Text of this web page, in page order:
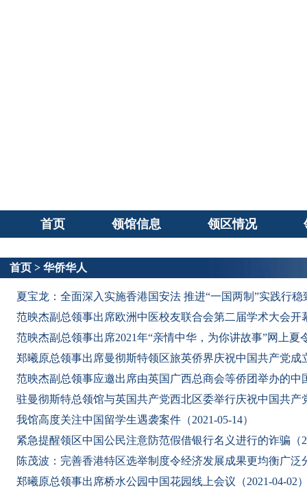
首页 领馆信息 领区情况
首页 > 华侨华人
夏宝龙：全面深入实施香港国安法 推进“一国两制”实践行稳
范映杰副总领事出席欧洲中医校友联合会第二届学术大会开
范映杰副总领事出席2021年“亲情中华，为你讲故事”网上夏
郑曦原总领事出席曼彻斯特领区旅英侨界庆祝中国共产党成
范映杰副总领事应邀出席由英国广西总商会等侨团举办的中
驻曼彻斯特总领馆与英国共产党西北区委举行庆祝中国共产
我馆高度关注中国留学生遇袭案件（2021-05-14）
紧急提醒领区中国公民注意防范假借银行名义进行的诈骗（
陈茂波：完善香港特区选举制度令经济发展成果更均衡广泛
郑曦原总领事出席桥水公园中国花园线上会议（2021-04-02